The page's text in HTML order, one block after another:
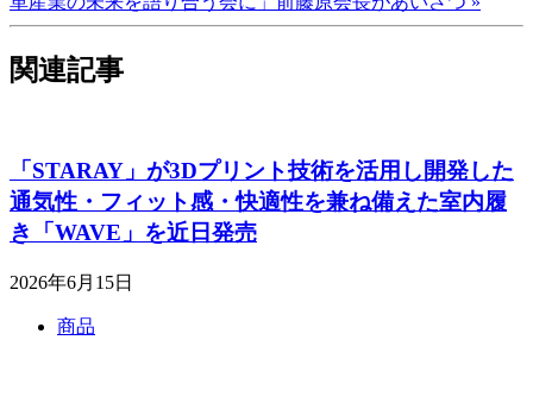
関連記事
「STARAY」が3Dプリント技術を活用し開発した
通気性・フィット感・快適性を兼ね備えた室内履
き「WAVE」を近日発売
2026年6月15日
商品